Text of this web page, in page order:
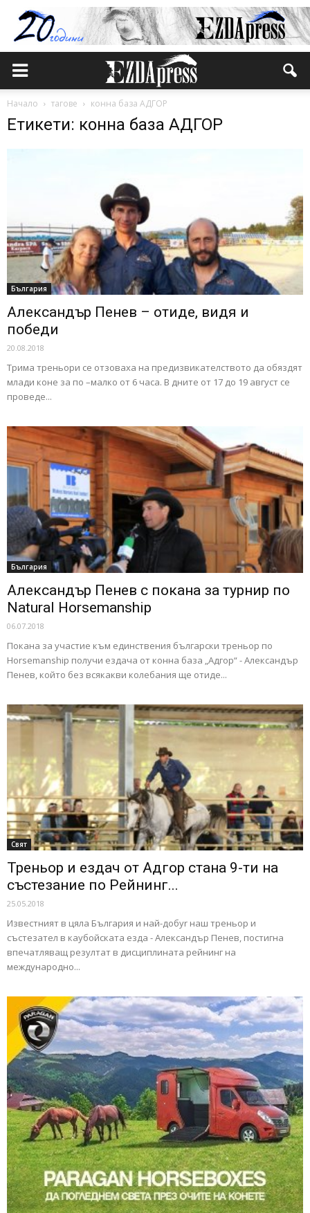
Начало тагове конна база АДГОР
Етикети: конна база АДГОР
България
Александър Пенев – отиде, видя и
победи
20.08.2018
Трима треньори се отзоваха на предизвикателството да обяздят
млади коне за по –малко от 6 часа. В дните от 17 до 19 август се
проведе...
България
Александър Пенев с покана за турнир по
Natural Horsemanship
06.07.2018
Покана за участие към единствения български треньор по
Horsemanship получи ездача от конна база „Адгор“ - Александър
Пенев, който без всякакви колебания ще отиде...
Свят
Треньор и ездач от Адгор стана 9-ти на
състезание по Рейнинг...
25.05.2018
Известният в цяла България и най-добyr наш треньор и
състезател в каубойската езда - Александър Пенев, постигна
впечатляващ резултат в дисциплината рейнинг на
международно...